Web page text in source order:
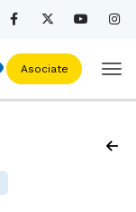
Asociate